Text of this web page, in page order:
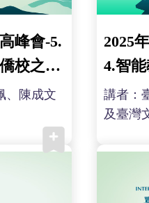
峰會-5.
校之發
、陳成文
2025
4.智
臺灣
講者：
及臺灣